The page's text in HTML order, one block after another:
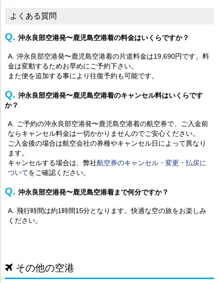
よくある質問
沖永良部空港発〜鹿児島空港着の料金はいくらですか？
沖永良部空港発〜鹿児島空港着の片道料金は19,690円です。料
金は変動するためお早めにご予約下さい。
また便を追加する事により往復予約も可能です。
沖永良部空港発〜鹿児島空港着のキャンセル料はいくらです
か？
ご予約の沖永良部空港発〜鹿児島空港着の航空券で、ご入金前
ならキャンセル料金は一切かかりませんのでご安心ください。
ご入金後の場合は航空会社の券種やキャンセル日によって異なり
ます。
キャンセルする場合は、弊社航空券のキャンセル・変更・払戻に
ついてをご確認ください。
沖永良部空港発〜鹿児島空港着まで何分ですか？
飛行時間は約1時間15分となります。快適な空の旅をお楽しみ
ください。
その他の空港